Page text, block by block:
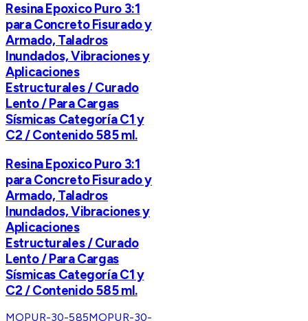
Resina Epoxico Puro 3:1
para Concreto Fisurado y
Armado, Taladros
Inundados, Vibraciones y
Aplicaciones
Estructurales / Curado
Lento / Para Cargas
Sísmicas Categoría C1 y
C2 / Contenido 585 ml.
Resina Epoxico Puro 3:1
para Concreto Fisurado y
Armado, Taladros
Inundados, Vibraciones y
Aplicaciones
Estructurales / Curado
Lento / Para Cargas
Sísmicas Categoría C1 y
C2 / Contenido 585 ml.
MOPUR-30-585MOPUR-30-